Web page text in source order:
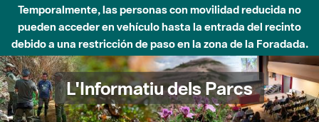
L'Informatiu dels Parcs